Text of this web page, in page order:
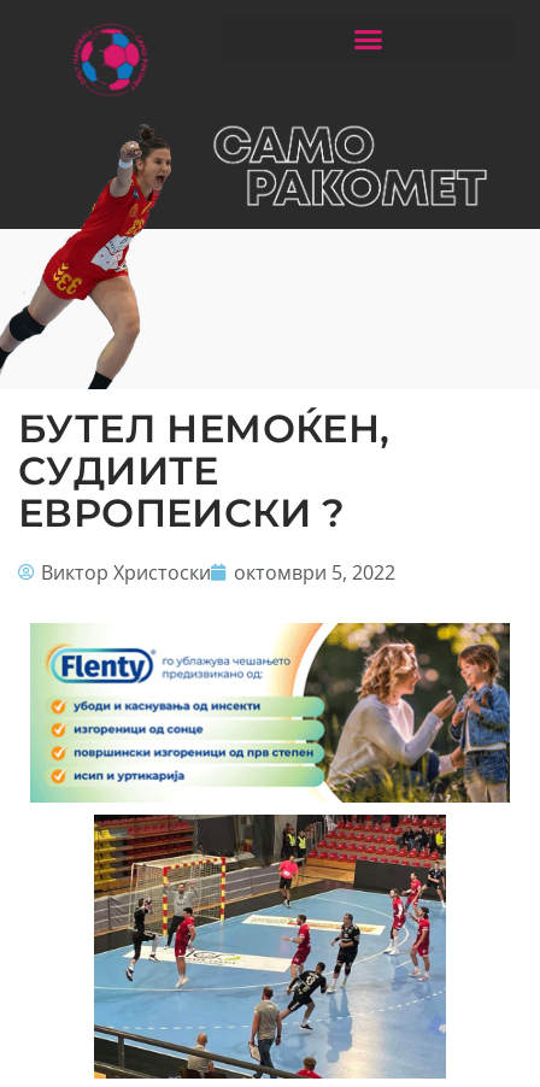
БУТЕЛ НЕМОЌЕН,
СУДИИТЕ
ЕВРОПEИСКИ ?
Виктор Христоски октомври 5, 2022